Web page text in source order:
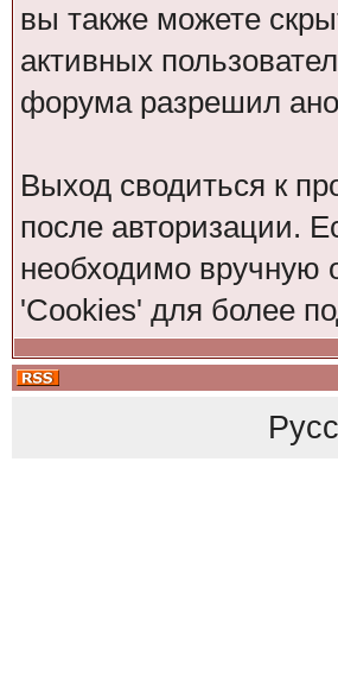
вы также можете
активных
форума разрешил
Выход сводиться к
после авторизации.
необходимо вручную
'Cookies' для более